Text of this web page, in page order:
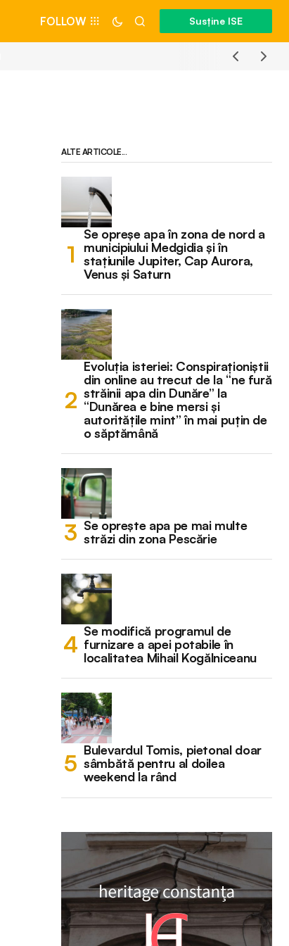
FOLLOW Susține ISE
ALTE ARTICOLE...
Se opreșe apa în zona de nord a
municipiului Medgidia și în
stațiunile Jupiter, Cap Aurora,
Venus și Saturn
Evoluția isteriei: Conspiraționiștii
din online au trecut de la “ne fură
străinii apa din Dunăre” la
“Dunărea e bine mersi și
autoritățile mint” în mai puțin de
o săptămână
Se oprește apa pe mai multe
străzi din zona Pescărie
Se modifică programul de
furnizare a apei potabile în
localitatea Mihail Kogălniceanu
Bulevardul Tomis, pietonal doar
sâmbătă pentru al doilea
weekend la rând